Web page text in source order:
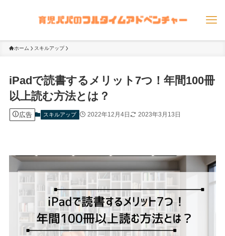
ホーム スキルアップ
iPadで読書するメリット7つ！年間100冊
以上読む方法とは？
広告 スキルアップ 2022年12月4日 2023年3月13日